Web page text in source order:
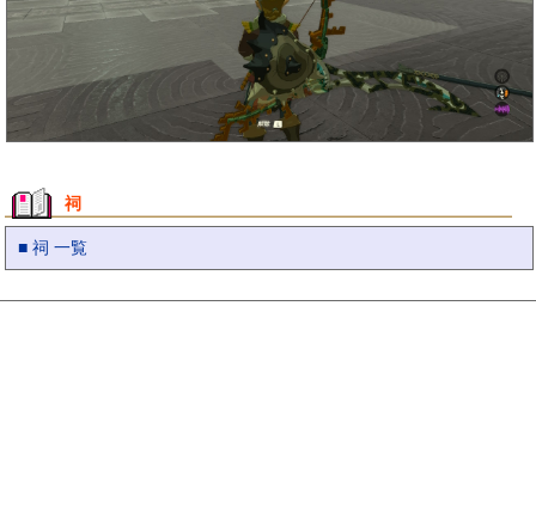
祠
■ 祠 一覧